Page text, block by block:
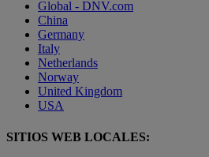
Global - DNV.com
China
Germany
Italy
Netherlands
Norway
United Kingdom
USA
SITIOS WEB LOCALES: